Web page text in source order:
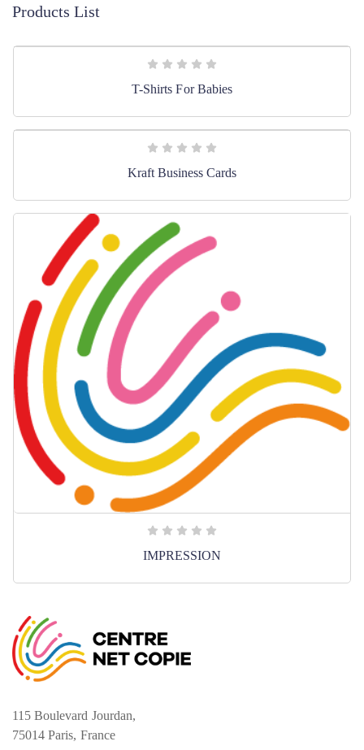
Products List
T-Shirts For Babies
Kraft Business Cards
IMPRESSION
115 Boulevard Jourdan,
75014 Paris, France